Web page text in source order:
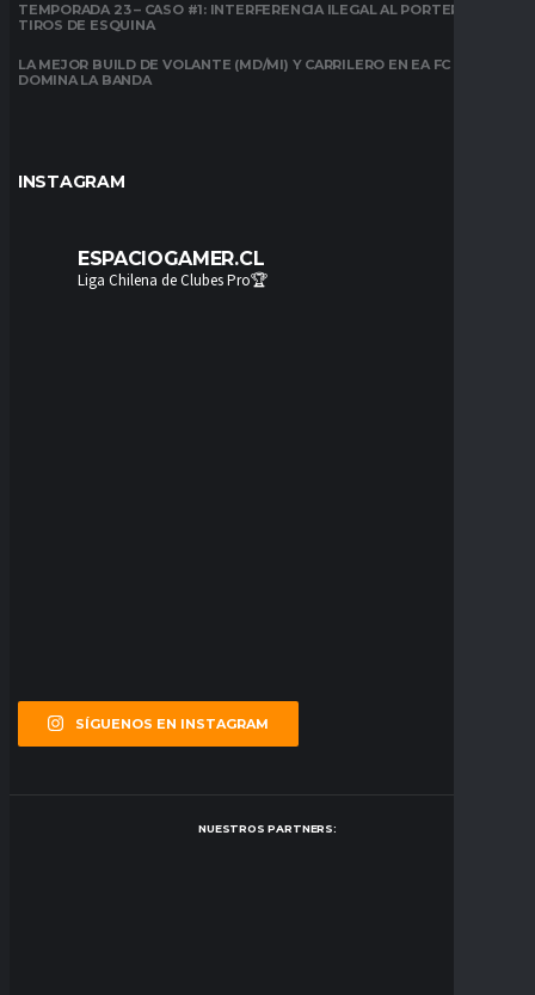
TEMPORADA 23 – CASO #1: INTERFERENCIA ILEGAL AL PORTERO EN
TIROS DE ESQUINA
LA MEJOR BUILD DE VOLANTE (MD/MI) Y CARRILERO EN EA FC 26:
DOMINA LA BANDA
INSTAGRAM
ESPACIOGAMER.CL
Liga Chilena de Clubes Pro🏆
SÍGUENOS EN INSTAGRAM
NUESTROS PARTNERS: